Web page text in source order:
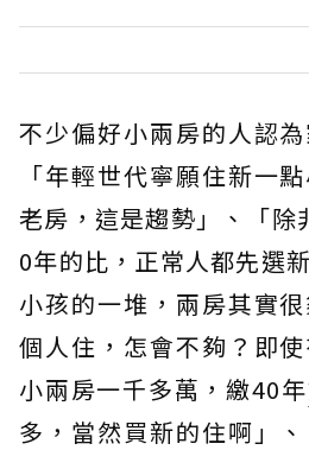
不少偏好小兩房的人認
「年輕世代寧願住新一
老房，這是趨勢」、「除
0年的比，正常人都先選
小孩的一堆，兩房其實
個人住，怎會不夠？即
小兩房一千多萬，繳40年
多，當然買新的住啊」